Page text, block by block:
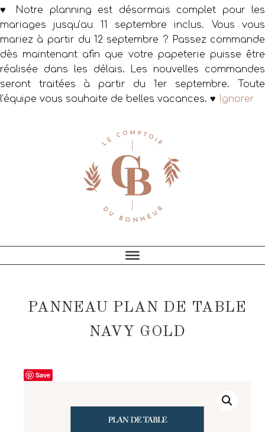
♥ Notre planning est désormais complet pour les
mariages jusqu’au 11 septembre inclus. Vous vous
mariez à partir du 12 septembre ? Passez commande
dès maintenant afin que votre papeterie puisse être
réalisée dans les délais. Les nouvelles commandes
seront traitées à partir du 1er septembre. Toute
l’équipe vous souhaite de belles vacances. ♥
Ignorer
PANNEAU PLAN DE TABLE
NAVY GOLD
Save